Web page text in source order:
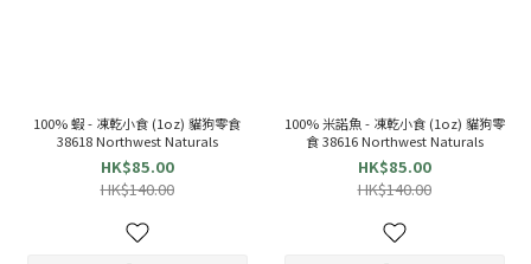
100% 蝦 - 凍乾小食 (1oz) 貓狗零食
38618 Northwest Naturals
HK$85.00
HK$140.00
100% 米諾魚 - 凍乾小食 (1oz) 貓狗零
食 38616 Northwest Naturals
HK$85.00
HK$140.00